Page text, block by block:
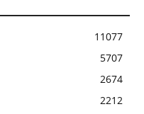
11077
5707
2674
2212